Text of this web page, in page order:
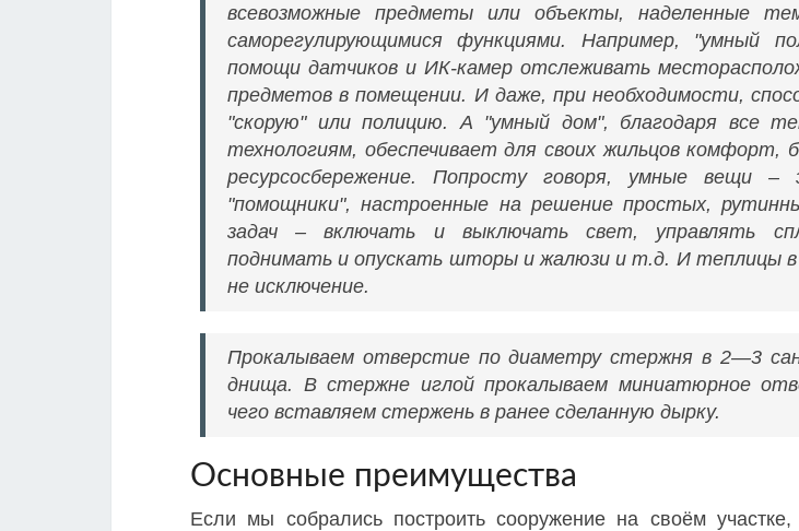
всевозможные предметы или объекты, наделенные
саморегулирующимися функциями. Например, "умный
помощи датчиков и ИК-камер отслеживать
предметов в помещении. И даже, при необходимости,
"скорую" или полицию. А "умный дом", благодаря все
технологиям, обеспечивает для своих жильцов комфорт,
ресурсосбережение. Попросту говоря, умные вещи
"помощники", настроенные на решение простых,
задач – включать и выключать свет, управлять
поднимать и опускать шторы и жалюзи и т.д. И теплицы в
не исключение.
Прокалываем отверстие по диаметру стержня в 2—3
днища. В стержне иглой прокалываем миниатюрное
чего вставляем стержень в ранее сделанную дырку.
Основные преимущества
Если мы собрались построить сооружение на своём